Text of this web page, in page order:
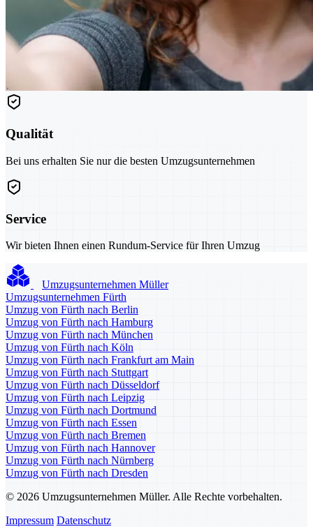
Qualität
Bei uns erhalten Sie nur die besten Umzugsunternehmen
Service
Wir bieten Ihnen einen Rundum-Service für Ihren Umzug
Umzugsunternehmen Müller
Umzugsunternehmen Fürth
Umzug von Fürth nach Berlin
Umzug von Fürth nach Hamburg
Umzug von Fürth nach München
Umzug von Fürth nach Köln
Umzug von Fürth nach Frankfurt am Main
Umzug von Fürth nach Stuttgart
Umzug von Fürth nach Düsseldorf
Umzug von Fürth nach Leipzig
Umzug von Fürth nach Dortmund
Umzug von Fürth nach Essen
Umzug von Fürth nach Bremen
Umzug von Fürth nach Hannover
Umzug von Fürth nach Nürnberg
Umzug von Fürth nach Dresden
© 2026 Umzugsunternehmen Müller. Alle Rechte vorbehalten.
Impressum Datenschutz